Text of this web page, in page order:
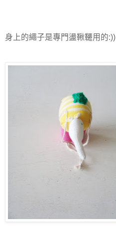
身上的繩子是專門盪鞦韆用的:))